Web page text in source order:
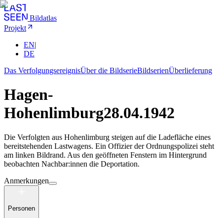
Bildatlas
Projekt
EN|
DE
Das VerfolgungsereignisÜber die BildserieBildserienÜberlieferung
Hagen-
Hohenlimburg28.04.1942
Die Verfolgten aus Hohenlimburg steigen auf die Ladefläche eines
bereitstehenden Lastwagens. Ein Offizier der Ordnungspolizei steht
am linken Bildrand. Aus den geöffneten Fenstern im Hintergrund
beobachten Nachbar:innen die Deportation.
Anmerkungen
Personen